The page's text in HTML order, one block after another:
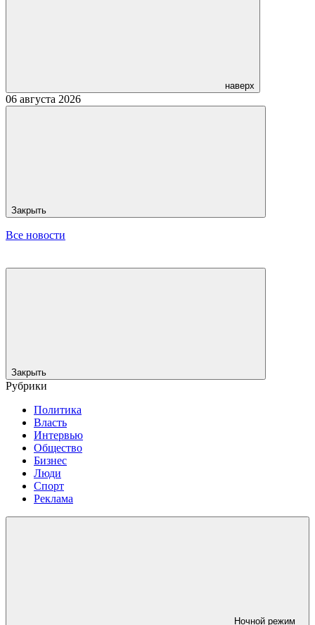
наверх
06 августа 2026
Закрыть
Все новости
Закрыть
Рубрики
Политика
Власть
Интервью
Общество
Бизнес
Люди
Спорт
Реклама
Ночной режим